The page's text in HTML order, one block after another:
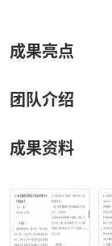
成果亮点
团队介绍
成果资料